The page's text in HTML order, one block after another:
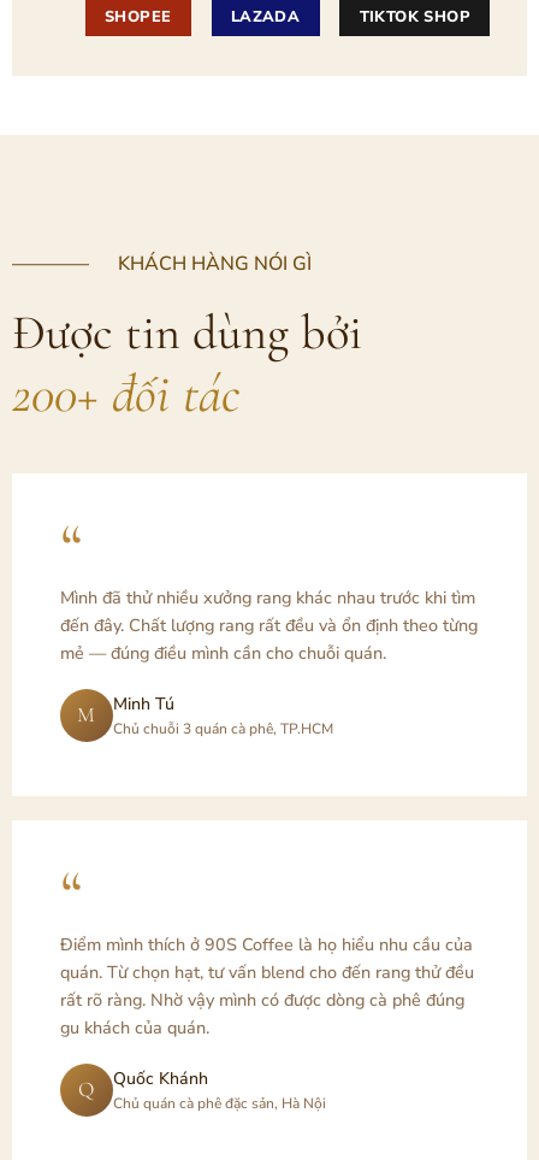
SHOPEE LAZADA TIKTOK SHOP
———— KHÁCH HÀNG NÓI GÌ
Được tin dùng bởi
200+ đối tác
“
Mình đã thử nhiều xưởng rang khác nhau trước khi tìm
đến đây. Chất lượng rang rất đều và ổn định theo từng
mẻ — đúng điều mình cần cho chuỗi quán.
M Minh Tú
Chủ chuỗi 3 quán cà phê, TP.HCM
“
Điểm mình thích ở 90S Coffee là họ hiểu nhu cầu của
quán. Từ chọn hạt, tư vấn blend cho đến rang thử đều
rất rõ ràng. Nhờ vậy mình có được dòng cà phê đúng
gu khách của quán.
Q Quốc Khánh
Chủ quán cà phê đặc sản, Hà Nội